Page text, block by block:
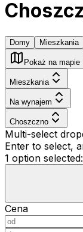
Domy Mieszkania
Pokaż na mapie
Mieszkania
Na wynajem
Choszczno
Multi-select
Enter to select,
1 option selected:
Cena